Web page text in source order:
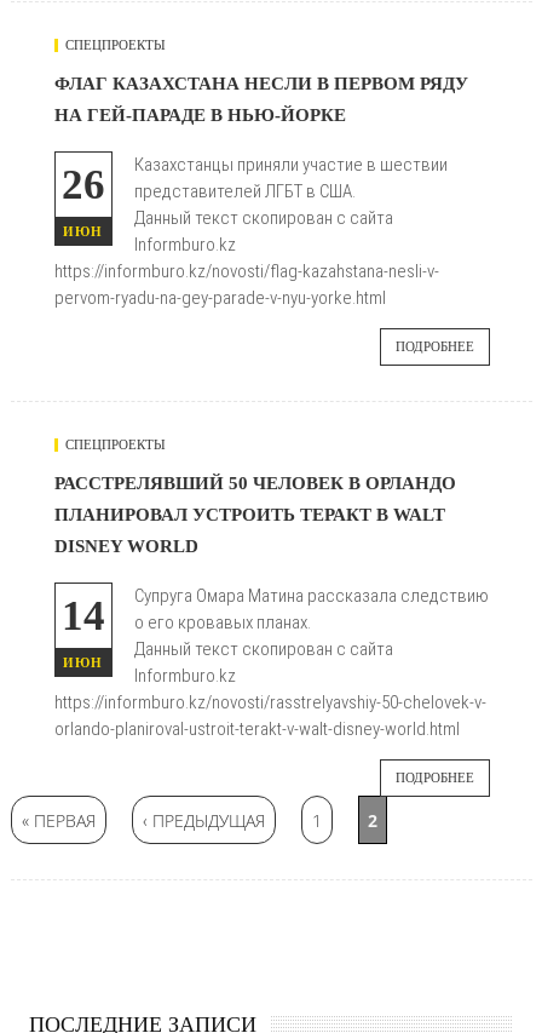
372

СПЕЦПРОЕКТЫ
ФЛАГ КАЗАХСТАНА НЕСЛИ В ПЕРВОМ РЯДУ
НА ГЕЙ-ПАРАДЕ В НЬЮ-ЙОРКЕ
26
ИЮН
Казахстанцы приняли участие в шествии
представителей ЛГБТ в США.
Данный текст скопирован с сайта
Informburo.kz
https://informburo.kz/novosti/flag-kazahstana-nesli-v-
pervom-ryadu-na-gey-parade-v-nyu-yorke.html
ПОДРОБНЕЕ
463

СПЕЦПРОЕКТЫ
РАССТРЕЛЯВШИЙ 50 ЧЕЛОВЕК В ОРЛАНДО
ПЛАНИРОВАЛ УСТРОИТЬ ТЕРАКТ В WALT
DISNEY WORLD
14
ИЮН
Супруга Омара Матина рассказала следствию
о его кровавых планах.
Данный текст скопирован с сайта
Informburo.kz
https://informburo.kz/novosti/rasstrelyavshiy-50-chelovek-v-
orlando-planiroval-ustroit-terakt-v-walt-disney-world.html
ПОДРОБНЕЕ
Страницы
« ПЕРВАЯ ‹ ПРЕДЫДУЩАЯ 1 2
ПОСЛЕДНИЕ ЗАПИСИ